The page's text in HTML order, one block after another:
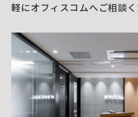
軽にオフィスコムへご相談く